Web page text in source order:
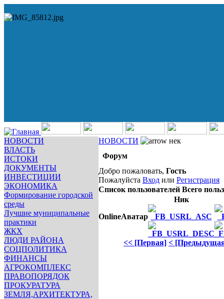
НОВОСТИ
ВЛАСТЬ
ИСТОКИ
ДОКУМЕНТЫ
ИНВЕСТИЦИИ
ЭКОНОМИКА
Формирование городской
среды
Лучшие муниципальные
практики
ЖКХ
ЛЮДИ РАЙОНА
СОЦПОЛИТИКА
ФИНАНСЫ
АГРОКОМПЛЕКС
ПРАВОПОРЯДОК
ПРОКУРАТУРА
ЗЕМЛЯ,АРХИТЕКТУРА,
НОВОСТИ
нек
Форум
Добро пожаловать, Гость
Пожалуйста Вход или Регистрация
Список пользователей Всего
OnlineАватар
Ник
<< [Первая] <